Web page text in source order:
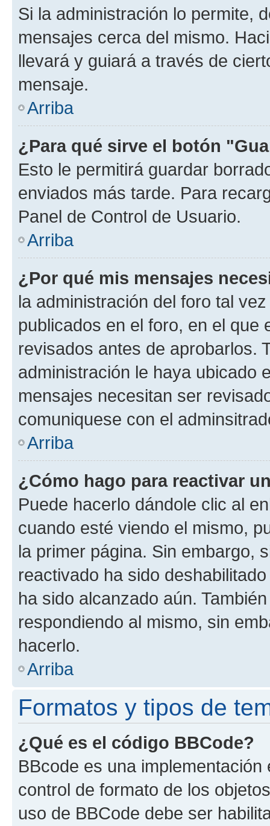
Si la administración lo permite,
mensajes cerca del mismo.
llevará y guiará a través de
mensaje.
Arriba
¿Para qué sirve el botón
Esto le permitirá guardar
enviados más tarde. Para
Panel de Control de Usuario.
Arriba
¿Por qué mis mensajes
la administración del foro tal
publicados en el foro, en el
revisados antes de aprobarlos.
administración le haya ubicado
mensajes necesitan ser
comuniquese con el
Arriba
¿Cómo hago para reactivar
Puede hacerlo dándole clic al
cuando esté viendo el mismo,
la primer página. Sin embargo,
reactivado ha sido
ha sido alcanzado aún.
respondiendo al mismo, sin
hacerlo.
Arriba
Formatos y tipos de
¿Qué es el código BBCode?
BBcode es una
control de formato de los
uso de BBCode debe ser